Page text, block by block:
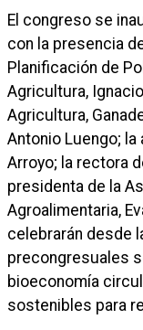
El congreso se
con la presencia
Planificación de
Agricultura,
Agricultura,
Antonio Luengo; la
Arroyo; la rectora
presidenta de la
Agroalimentaria,
celebrarán desde
precongresuales
bioeconomía
sostenibles para